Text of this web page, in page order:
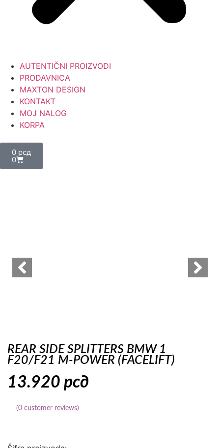
AUTENTIČNI PROIZVODI
PRODAVNICA
MAXTON DESIGN
KONTAKT
MOJ NALOG
KORPA
0 рсд
0
REAR SIDE SPLITTERS BMW 1
F20/F21 M-POWER (FACELIFT)
13.920 рсд
(0 customer reviews)